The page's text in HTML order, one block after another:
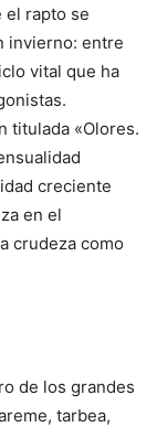
el rapto se
invierno: entre
vital que ha
titulada «Olores.
creciente
en el
crudeza como
de los grandes
tarbea,